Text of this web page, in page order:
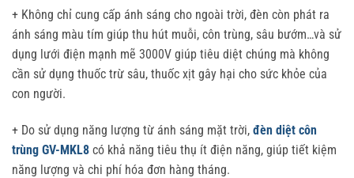
+ Không chỉ cung cấp ánh sáng cho ngoài trời, đèn còn phát ra
ánh sáng màu tím giúp thu hút muỗi, côn trùng, sâu bướm…và sử
dụng lưới điện mạnh mẽ 3000V giúp tiêu diệt chúng mà không
cần sử dụng thuốc trừ sâu, thuốc xịt gây hại cho sức khỏe của
con người.
+ Do sử dụng năng lượng từ ánh sáng mặt trời, đèn diệt côn
trùng GV-MKL8 có khả năng tiêu thụ ít điện năng, giúp tiết kiệm
năng lượng và chi phí hóa đơn hàng tháng.